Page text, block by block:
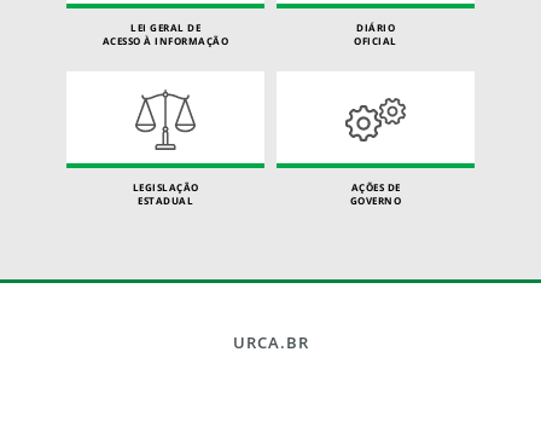
LEI GERAL DE
ACESSO À INFORMAÇÃO
DIÁRIO
OFICIAL
LEGISLAÇÃO
ESTADUAL
AÇÕES DE
GOVERNO
URCA.BR